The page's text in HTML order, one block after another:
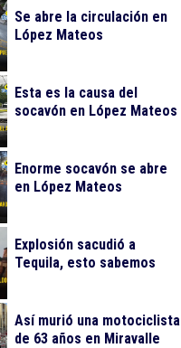
Se abre la circulación en
López Mateos
Esta es la causa del
socavón en López Mateos
Enorme socavón se abre
en López Mateos
Explosión sacudió a
Tequila, esto sabemos
Así murió una motociclista
de 63 años en Miravalle